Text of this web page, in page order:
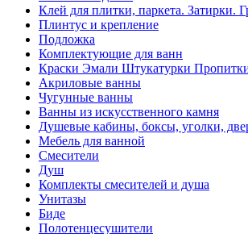
Клей для плитки, паркета. Затирки.
Плинтус и крепление
Подложка
Комплектующие для ванн
Краски Эмали Штукатурки
Акриловые ванны
Чугунные ванны
Ванны из искусственного камня
Душевые кабины, боксы, уголки,
Мебель для ванной
Смесители
Душ
Комплекты смесителей и душа
Унитазы
Биде
Полотенцесушители